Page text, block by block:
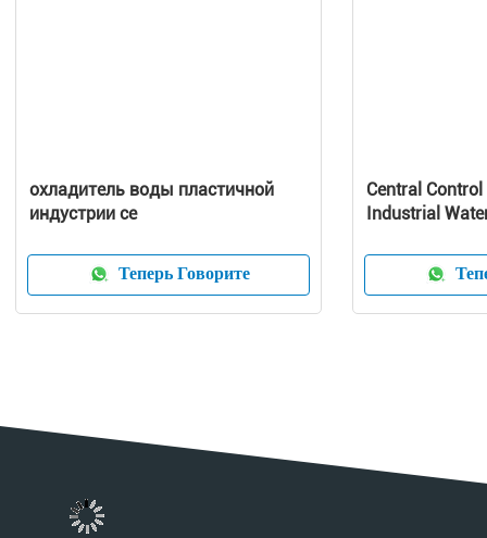
охладитель воды пластичной
индустрии ce
Теперь Говорите
Central
Industrial